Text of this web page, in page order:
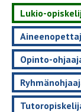
Lukio-
Opinto-